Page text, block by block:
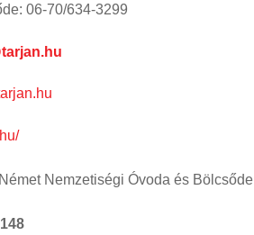
634-3299
Nemzetiségi Óvoda és Bölcsőde